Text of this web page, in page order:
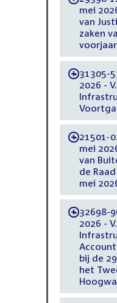
mei
van
zaken
-31305-
2026 -
-21501-
mei
van
de
mei
-32698-
2026 -
bij de
het